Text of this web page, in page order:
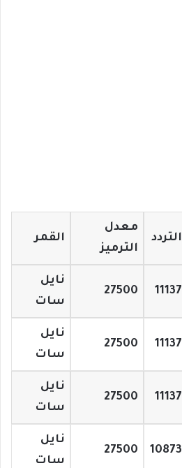
التردد
معدل
الترميز
القمر
11137
27500
نايل
سات
11137
27500
نايل
سات
11137
27500
نايل
سات
10873
27500
نايل
سات